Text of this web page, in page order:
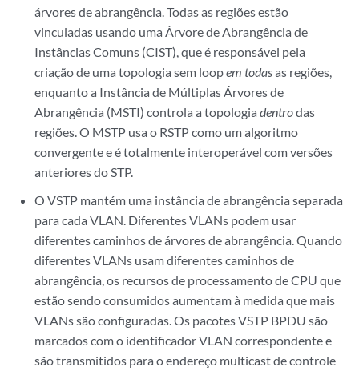
árvores de abrangência. Todas as regiões estão
vinculadas usando uma Árvore de Abrangência de
Instâncias Comuns (CIST), que é responsável pela
criação de uma topologia sem loopem todasas regiões,
enquanto a Instância de Múltiplas Árvores de
Abrangência (MSTI) controla a topologiadentrodas
regiões. O MSTP usa o RSTP como um algoritmo
convergente e é totalmente interoperável com versões
anteriores do STP.
O VSTP mantém uma instância de abrangência separada
para cada VLAN. Diferentes VLANs podem usar
diferentes caminhos de árvores de abrangência. Quando
diferentes VLANs usam diferentes caminhos de
abrangência, os recursos de processamento de CPU que
estão sendo consumidos aumentam à medida que mais
VLANs são configuradas. Os pacotes VSTP BPDU são
marcados com o identificador VLAN correspondente e
são transmitidos para o endereço multicast de controle